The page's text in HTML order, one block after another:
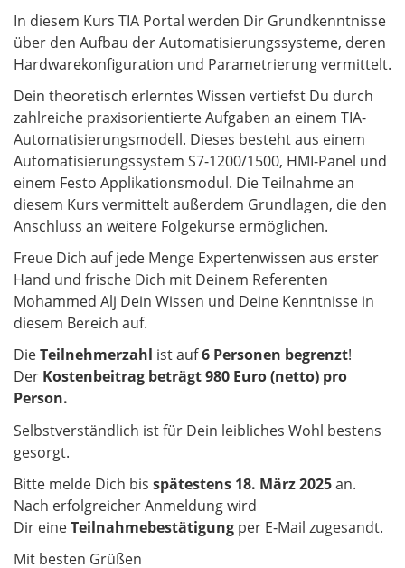
In diesem Kurs TIA Portal werden Dir Grundkenntnisse
über den Aufbau der Automatisierungssysteme, deren
Hardwarekonfiguration und Parametrierung vermittelt.
Dein theoretisch erlerntes Wissen vertiefst Du durch
zahlreiche praxisorientierte Aufgaben an einem TIA-
Automatisierungsmodell. Dieses besteht aus einem
Automatisierungssystem S7-1200/1500, HMI-Panel und
einem Festo Applikationsmodul. Die Teilnahme an
diesem Kurs vermittelt außerdem Grundlagen, die den
Anschluss an weitere Folgekurse ermöglichen.
Freue Dich auf jede Menge Expertenwissen aus erster
Hand und frische Dich mit Deinem Referenten
Mohammed Alj Dein Wissen und Deine Kenntnisse in
diesem Bereich auf.
DieTeilnehmerzahl ist auf6 Personen begrenzt!
Der Kostenbeitrag beträgt 980 Euro (netto) pro
Person.
Selbstverständlich ist für Dein leibliches Wohl bestens
gesorgt.
Bitte melde Dich bis spätestens 18. März 2025an.
Nach erfolgreicher Anmeldung wird
Dir eineTeilnahmebestätigung per E-Mail zugesandt.
Mit besten Grüßen